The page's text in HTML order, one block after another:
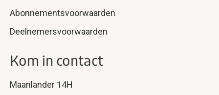
Abonnementsvoorwaarden
Deelnemersvoorwaarden
Kom in contact
Maanlander 14H